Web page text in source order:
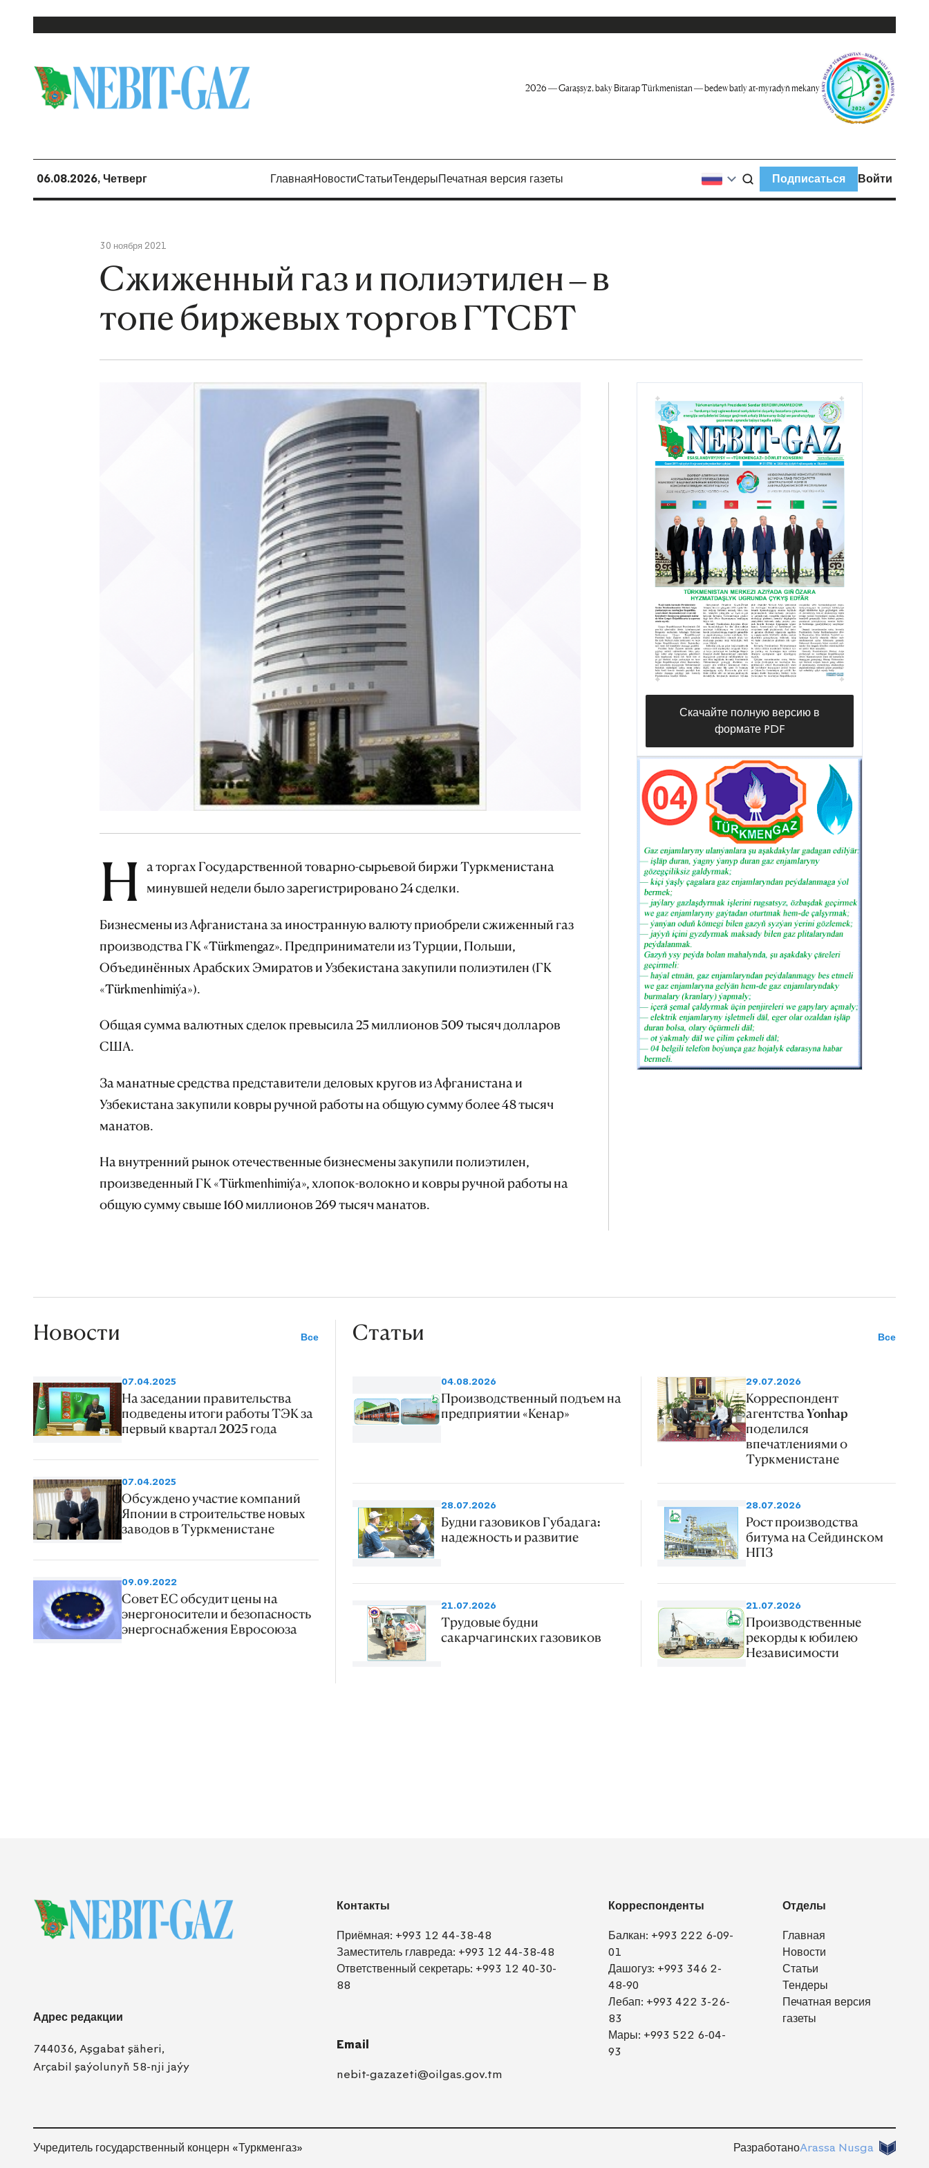
2026 — Garaşsyz, baky Bitarap Türkmenistan — bedew batly at-myradyň mekany
06.08.2026, Четверг ГлавнаяНовостиСтатьиТендерыПечатная версия газеты Подписаться Войти
30 ноября 2021
Сжиженный газ и полиэтилен – в
топе биржевых торгов ГТСБТ
Н а торгах Государственной товарно-сырьевой биржи Туркменистана
минувшей недели было зарегистрировано 24 сделки.
Бизнесмены из Афганистана за иностранную валюту приобрели сжиженный газ
производства ГК «Türkmengaz». Предприниматели из Турции, Польши,
Объединённых Арабских Эмиратов и Узбекистана закупили полиэтилен (ГК
«Türkmenhimiýa»).
Общая сумма валютных сделок превысила 25 миллионов 509 тысяч долларов
США.
За манатные средства представители деловых кругов из Афганистана и
Узбекистана закупили ковры ручной работы на общую сумму более 48 тысяч
манатов.
На внутренний рынок отечественные бизнесмены закупили полиэтилен,
произведенный ГК «Türkmenhimiýa», хлопок-волокно и ковры ручной работы на
общую сумму свыше 160 миллионов 269 тысяч манатов.
Скачайте полную версию в
формате PDF
Новости Все
07.04.2025
На заседании правительства
подведены итоги работы ТЭК за
первый квартал 2025 года
07.04.2025
Обсуждено участие компаний
Японии в строительстве новых
заводов в Туркменистане
09.09.2022
Совет ЕС обсудит цены на
энергоносители и безопасность
энергоснабжения Евросоюза
Статьи Все
04.08.2026
Производственный подъем на
предприятии «Кенар»
29.07.2026
Корреспондент
агентства Yonhap
поделился
впечатлениями о
Туркменистане
28.07.2026
Будни газовиков Губадага:
надежность и развитие
28.07.2026
Рост производства
битума на Сейдинском
НПЗ
21.07.2026
Трудовые будни
сакарчагинских газовиков
21.07.2026
Производственные
рекорды к юбилею
Независимости
Адрес редакции
744036, Aşgabat şäheri,
Arçabil şaýolunyň 58-nji jaýy
Контакты
Приёмная: +993 12 44-38-48
Заместитель главреда: +993 12 44-38-48
Ответственный секретарь: +993 12 40-30-
88
Email
nebit-gazazeti@oilgas.gov.tm
Корреспонденты
Балкан: +993 222 6-09-
01
Дашогуз: +993 346 2-
48-90
Лебап: +993 422 3-26-
83
Мары: +993 522 6-04-
93
Отделы
Главная
Новости
Статьи
Тендеры
Печатная версия
газеты
Учредитель государственный концерн «Туркменгаз» РазработаноArassa Nusga